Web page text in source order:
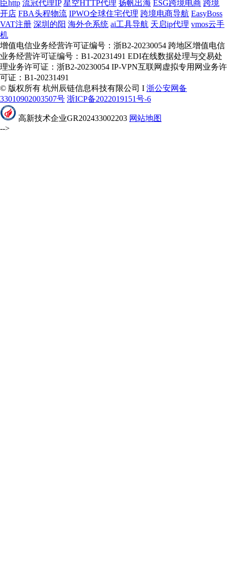
臣http 流冠代理IP 星空HTTP代理 扬帆出海 ESG跨境电商 跨境
开店 FBA头程物流 IPWO全球住宅代理 跨境电商导航 EasyBoss
VAT注册 深圳的阳 海外仓系统 ai工具导航 天启ip代理 vmos云手
机
增值电信业务经营许可证编号：浙B2-20230054 跨地区增值电信
业务经营许可证编号：B1-20231491 EDI在线数据处理与交易处
理业务许可证：浙B2-20230054 IP-VPN互联网虚拟专用网业务许
可证：B1-20231491
© 版权所有 杭州辰链信息科技有限公司 I 浙公安网备
33010902003507号 浙ICP备2022019151号-6
高新技术企业GR202433002203 网站地图
-->